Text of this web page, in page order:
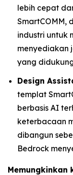
lebih cepat
SmartCOMM,
industri untuk
menyediakan
yang
Design
templat
berbasis AI
keterbacaan
dibangun
Bedrock
Memungkinkan